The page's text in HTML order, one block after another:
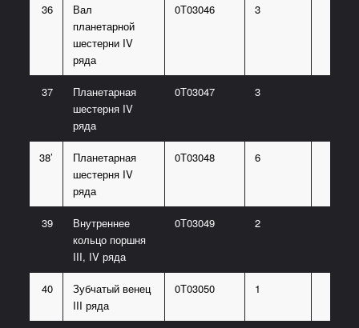
36
Вал
планетарной
шестерни IV
ряда
0Т03046 3
37
Планетарная
шестерня IV
ряда
0Т03047 3
38’
Планетарная
шестерня IV
ряда
0Т03048 6
39
Внутреннее
кольцо поршня
III, IV ряда
0Т03049 2
40
Зубчатый венец
III ряда
0Т03050 1